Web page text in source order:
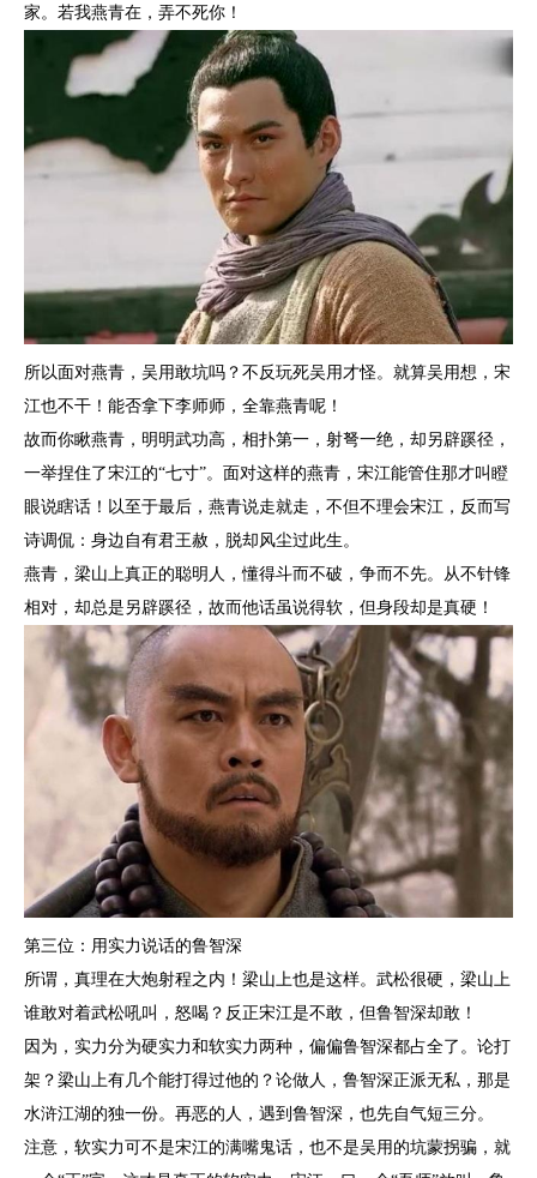
家。若我燕青在，弄不死你！
所以面对燕青，吴用敢坑吗？不反玩死吴用才怪。就算吴用想，宋
江也不干！能否拿下李师师，全靠燕青呢！
故而你瞅燕青，明明武功高，相扑第一，射弩一绝，却另辟蹊径，
一举捏住了宋江的“七寸”。面对这样的燕青，宋江能管住那才叫瞪
眼说瞎话！以至于最后，燕青说走就走，不但不理会宋江，反而写
诗调侃：身边自有君王赦，脱却风尘过此生。
燕青，梁山上真正的聪明人，懂得斗而不破，争而不先。从不针锋
相对，却总是另辟蹊径，故而他话虽说得软，但身段却是真硬！
第三位：用实力说话的鲁智深
所谓，真理在大炮射程之内！梁山上也是这样。武松很硬，梁山上
谁敢对着武松吼叫，怒喝？反正宋江是不敢，但鲁智深却敢！
因为，实力分为硬实力和软实力两种，偏偏鲁智深都占全了。论打
架？梁山上有几个能打得过他的？论做人，鲁智深正派无私，那是
水浒江湖的独一份。再恶的人，遇到鲁智深，也先自气短三分。
注意，软实力可不是宋江的满嘴鬼话，也不是吴用的坑蒙拐骗，就